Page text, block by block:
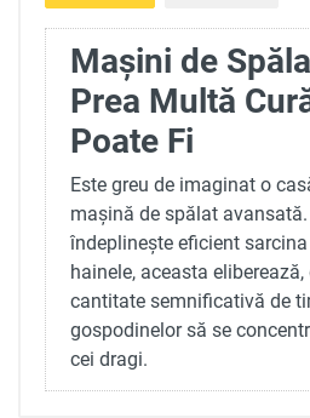
Mașini de
Prea Multă
Poate Fi
Este greu de imaginat o
mașină de spălat
îndeplinește eficient
hainele, aceasta
cantitate semnificativă de
gospodinelor să se
cei dragi.